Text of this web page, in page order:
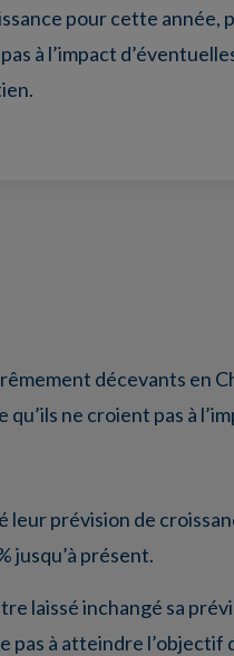
pour cette année,
à l’impact
décevants en
ne croient pas à
leur prévision de
jusqu’à présent.
laissé inchangé sa
pas à atteindre l’objectif